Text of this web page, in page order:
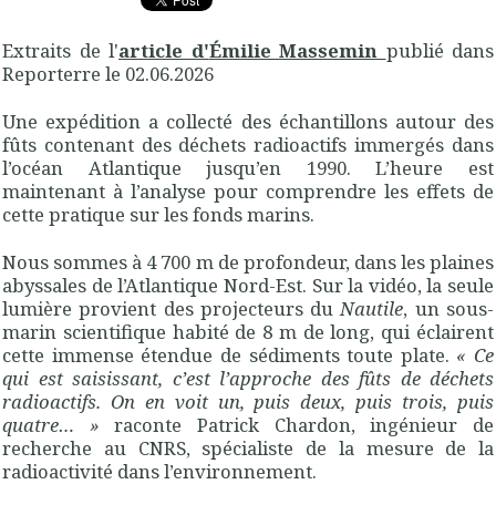
Extraits de l'article d'Émilie Massemin publié dans
Reporterre le 02.06.2026
Une expédition a collecté des échantillons autour des
fûts contenant des déchets radioactifs immergés dans
l’océan Atlantique jusqu’en 1990. L’heure est
maintenant à l’analyse pour comprendre les effets de
cette pratique sur les fonds marins.
Nous sommes à 4 700 m de profondeur, dans les plaines
abyssales de l’Atlantique Nord-Est. Sur la vidéo, la seule
lumière provient des projecteurs duNautile, un sous-
marin scientifique habité de 8 m de long, qui éclairent
cette immense étendue de sédiments toute plate. « Ce
qui est saisissant, c’est l’approche des fûts de déchets
radioactifs. On en voit un, puis deux, puis trois, puis
quatre…
» raconte Patrick Chardon, ingénieur de
recherche au CNRS, spécialiste de la mesure de la
radioactivité dans l’environnement.